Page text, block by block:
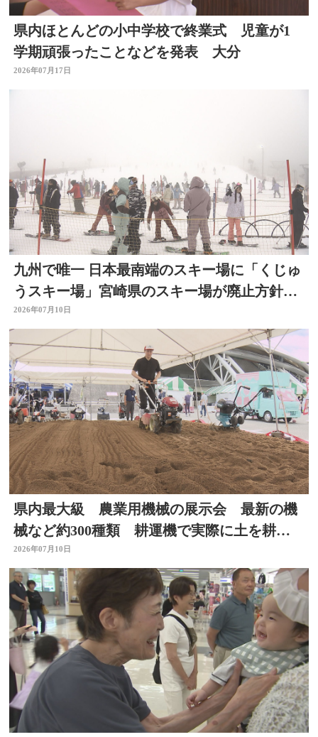
県内ほとんどの小中学校で終業式 児童が1
学期頑張ったことなどを発表 大分
2026年07月17日
九州で唯一 日本最南端のスキー場に「くじゅ
うスキー場」宮崎県のスキー場が廃止方針
で 大分
2026年07月10日
県内最大級 農業用機械の展示会 最新の機
械など約300種類 耕運機で実際に土を耕す
体験も 大分
2026年07月10日